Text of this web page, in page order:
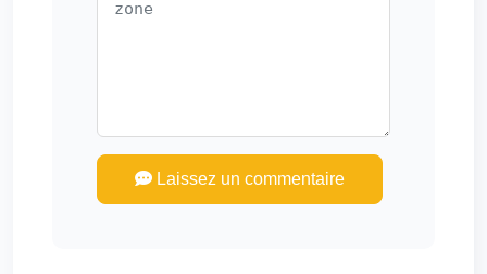
Laissez un commentaire